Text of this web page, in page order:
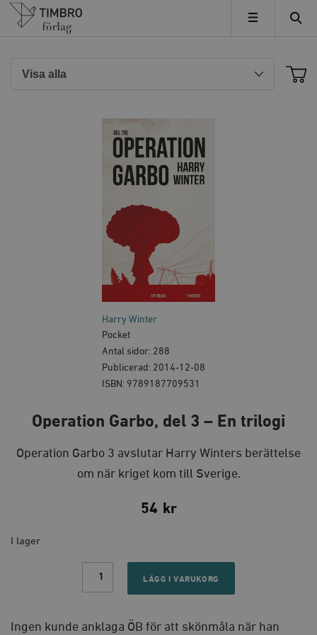
Timbro
MENY
Harry Winter
Pocket
Antal sidor: 288
Publicerad: 2014-12-08
ISBN: 9789187709531
Operation Garbo, del 3 – En trilogi
Operation Garbo 3 avslutar Harry Winters berättelse
om när kriget kom till Sverige.
54 kr
I lager
Operation
Garbo,
trilogi
LÄGG I VARUKORG
Ingen kunde anklaga ÖB för att skönmåla när han